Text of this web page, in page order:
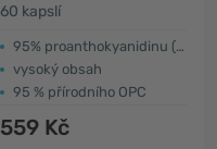
60 kapslí
95% proanthokyanidinu (OPC)
vysoký obsah
95 % přírodního OPC
559 Kč